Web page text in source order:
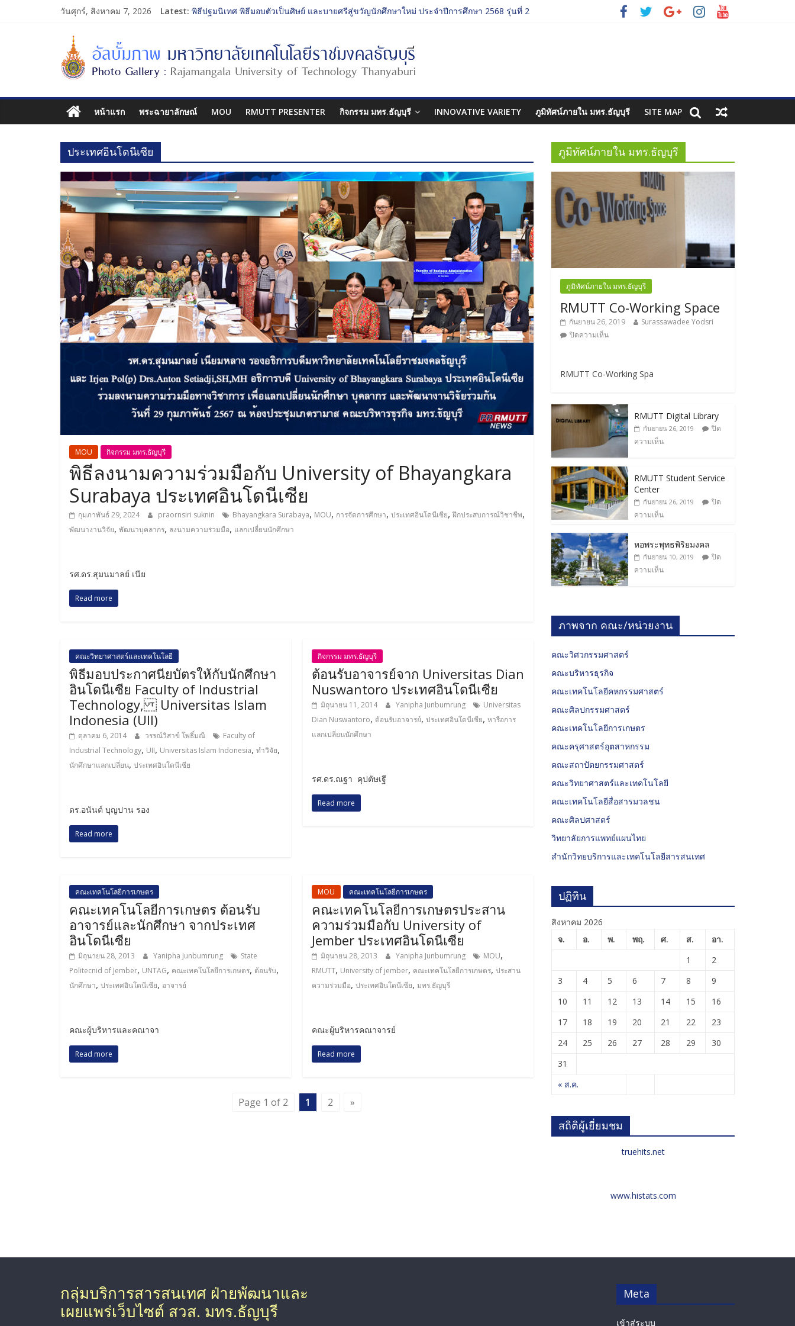
วันศุกร์, สิงหาคม 7, 2026 Latest: พิธีปฐมนิเทศ พิธีมอบตัวเป็นศิษย์ และบายศรีสู่ขวัญนักศึกษาใหม่ ประจำปีการศึกษา 2568 รุ่นที่ 2
รับน้องเข้าคณะศิลปกรรมศาสตร์ “โยนลูกรักษ์”
พิธีปฐมนิเทศ พิธีมอบตัวเป็นศิษย์ และบายศรีสู่ขวัญนักศึกษาใหม่ ประจำปีการศึกษา 2568 รุ่นที่ 3
หน้าแรก พระฉายาลักษณ์ MOU RMUTT PRESENTER กิจกรรม มทร.ธัญบุรี INNOVATIVE VARIETY ภูมิทัศน์ภายใน มทร.ธัญบุรี SITE MAP
ประเทศอินโดนีเซีย
MOU กิจกรรม มทร.ธัญบุรี
พิธีลงนามความร่วมมือกับ University of Bhayangkara
Surabaya ประเทศอินโดนีเซีย
กุมภาพันธ์ 29, 2024 praornsiri suknin Bhayangkara Surabaya, MOU, การจัดการศึกษา, ประเทศอินโดนีเซีย,ฝึกประสบการณ์วิชาชีพ,
พัฒนางานวิจัย, พัฒนาบุคลากร, ลงนามความร่วมมือ, แลกเปลี่ยนนักศึกษา
รศ.ดร.สุมนมาลย์ เนีย
Read more
คณะวิทยาศาสตร์และเทคโนโลยี
พิธีมอบประกาศนียบัตรให้กับนักศึกษา
อินโดนีเซีย Faculty of Industrial
Technology, Universitas Islam
Indonesia (UII)
ตุลาคม 6, 2014 วรรณ์วิสาข์ โพธิ์มณี
Faculty of
Industrial Technology, UII, Universitas Islam Indonesia, ทำวิจัย,
นักศึกษาแลกเปลี่ยน, ประเทศอินโดนีเซีย
ดร.อนันต์ บุญปาน รอง
Read more
กิจกรรม มทร.ธัญบุรี
ต้อนรับอาจารย์จาก Universitas Dian
Nuswantoro ประเทศอินโดนีเซีย
มิถุนายน 11, 2014 Yanipha Junbumrung
Universitas
Dian Nuswantoro, ต้อนรับอาจารย์,ประเทศอินโดนีเซีย,หารือการ
แลกเปลี่ยนนักศึกษา
รศ.ดร.ณฐา คุปตัษเฐี
Read more
คณะเทคโนโลยีการเกษตร
คณะเทคโนโลยีการเกษตร ต้อนรับ
อาจารย์และนักศึกษา จากประเทศ
อินโดนีเซีย
มิถุนายน 28, 2013 Yanipha Junbumrung
State
Politecnid of Jember, UNTAG, คณะเทคโนโลยีการเกษตร, ต้อนรับ,
นักศึกษา, ประเทศอินโดนีเซีย, อาจารย์
คณะผู้บริหารและคณาจา
Read more
MOU คณะเทคโนโลยีการเกษตร
คณะเทคโนโลยีการเกษตรประสาน
ความร่วมมือกับ University of
Jember ประเทศอินโดนีเซีย
มิถุนายน 28, 2013 Yanipha Junbumrung MOU,
RMUTT, University of jember, คณะเทคโนโลยีการเกษตร,ประสาน
ความร่วมมือ,ประเทศอินโดนีเซีย,มทร.ธัญบุรี
คณะผู้บริหารคณาจารย์
Read more
Page 1 of 2 1 2 »
ภูมิทัศน์ภายใน มทร.ธัญบุรี
ภูมิทัศน์ภายใน มทร.ธัญบุรี
RMUTT Co-Working Space
กันยายน 26, 2019
Surassawadee Yodsri
ปิดความเห็น
RMUTT Co-Working Spa
RMUTT Digital Library
กันยายน 26, 2019
ปิด
ความเห็น
RMUTT Student Service
Center
กันยายน 26, 2019
ปิด
ความเห็น
หอพระพุทธพิริยมงคล
กันยายน 10, 2019
ปิด
ความเห็น
ภาพจาก คณะ/หน่วยงาน
คณะวิศวกรรมศาสตร์
คณะบริหารธุรกิจ
คณะเทคโนโลยีคหกรรมศาสตร์
คณะศิลปกรรมศาสตร์
คณะเทคโนโลยีการเกษตร
คณะครุศาสตร์อุตสาหกรรม
คณะสถาปัตยกรรมศาสตร์
คณะวิทยาศาสตร์และเทคโนโลยี
คณะเทคโนโลยีสื่อสารมวลชน
คณะศิลปศาสตร์
วิทยาลัยการแพทย์แผนไทย
สำนักวิทยบริการและเทคโนโลยีสารสนเทศ
ปฏิทิน
สิงหาคม 2026
จ.
อ. พ. พฤ. ศ. ส. อา.
« ส.ค.
1
2
3
4 5 6 7 8
9
10
11 12 13 14 15
16
17
18 19 20 21 22
23
24
25 26 27 28 29
30
31
สถิติผู้เยี่ยมชม
truehits.net
www.histats.com
กลุ่มบริการสารสนเทศ ฝ่ายพัฒนาและ
เผยแพร่เว็บไซต์ สวส. มทร.ธัญบุรี
Meta
เข้าสู่ระบบ